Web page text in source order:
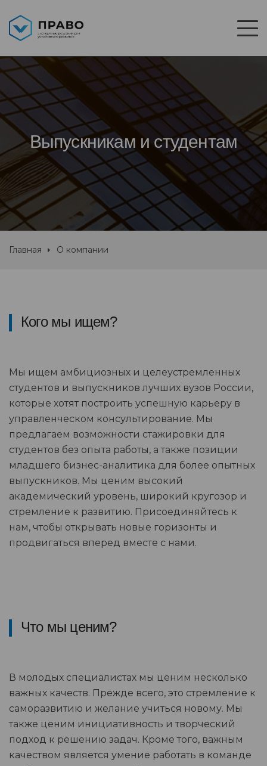
Выпускникам и студентам
Главная О компании
Кого мы ищем?
Мы ищем амбициозных и целеустремленных
студентов и выпускников лучших вузов России,
которые хотят построить успешную карьеру в
управленческом консультирование. Мы
предлагаем возможности стажировки для
студентов без опыта работы, а также позиции
младшего бизнес-аналитика для более опытных
выпускников. Мы ценим высокий
академический уровень, широкий кругозор и
стремление к развитию. Присоединяйтесь к
нам, чтобы открывать новые горизонты и
продвигаться вперед вместе с нами.
Что мы ценим?
В молодых специалистах мы ценим несколько
важных качеств. Прежде всего, это стремление к
саморазвитию и желание учиться новому. Мы
также ценим инициативность и творческий
подход к решению задач. Кроме того, важным
качеством является умение работать в команде